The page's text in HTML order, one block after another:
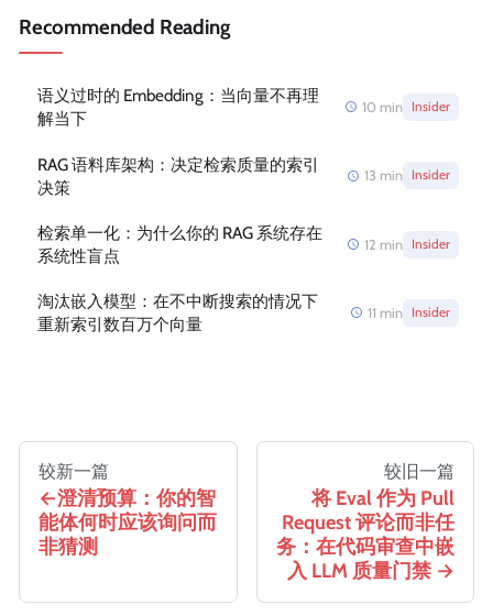
Recommended Reading
语义过时的 Embedding：当向量不再理
解当下
10 min Insider
RAG 语料库架构：决定检索质量的索引
决策
13 min Insider
检索单一化：为什么你的 RAG 系统存在
系统性盲点
12 min Insider
淘汰嵌入模型：在不中断搜索的情况下
重新索引数百万个向量
11 min Insider
较新一篇
澄清预算：你的智
能体何时应该询问而
非猜测
较旧一篇
将 Eval 作为 Pull
Request 评论而非任
务：在代码审查中嵌
入 LLM 质量门禁